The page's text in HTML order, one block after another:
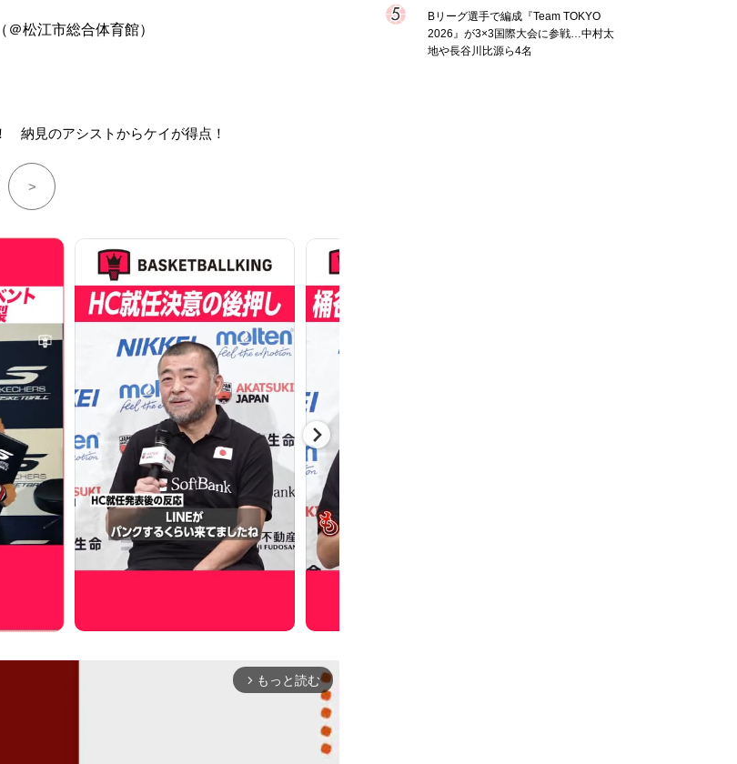
（＠松江市総合体育館）
納見のアシストからケイが得点！
>
arrow_forward_ios もっと読む
Bリーグ選手で編成『Team TOKYO
2026』が3×3国際大会に参戦…中村太
地や長谷川比源ら4名